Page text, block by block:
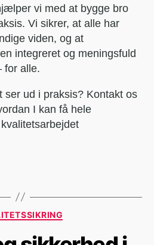
vi med at bygge bro
Vi sikrer, at alle har
viden, og at
integreret og meningsfuld
for alle.
ser ud i praksis? Kontakt os
I kan få hele